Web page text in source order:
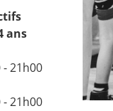
ans
- 21h00
- 21h00